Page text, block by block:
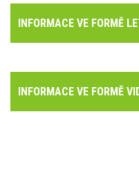
INFORMACE VE FORMĚ
INFORMACE VE FORMĚ